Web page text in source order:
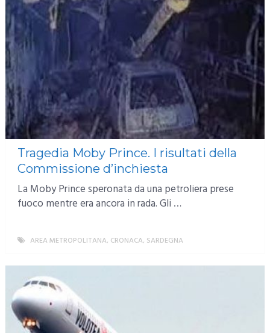
Tragedia Moby Prince. I risultati della
Commissione d’inchiesta
La Moby Prince speronata da una petroliera prese
fuoco mentre era ancora in rada. Gli …
AREA METROPOLITANA, CRONACA, SARDEGNA